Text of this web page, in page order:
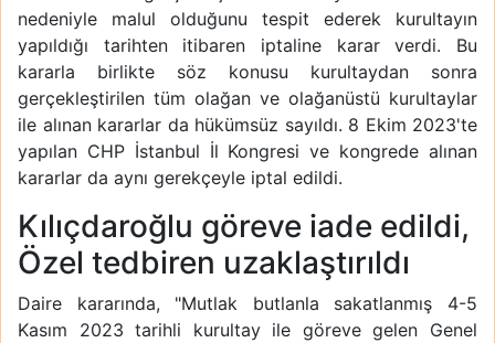
nedeniyle malul olduğunu tespit ederek kurultayın
yapıldığı tarihten itibaren iptaline karar verdi. Bu
kararla birlikte söz konusu kurultaydan sonra
gerçekleştirilen tüm olağan ve olağanüstü kurultaylar
ile alınan kararlar da hükümsüz sayıldı. 8 Ekim 2023'te
yapılan CHP İstanbul İl Kongresi ve kongrede alınan
kararlar da aynı gerekçeyle iptal edildi.
Kılıçdaroğlu göreve iade edildi,
Özel tedbiren uzaklaştırıldı
Daire kararında, "Mutlak butlanla sakatlanmış 4-5
Kasım 2023 tarihli kurultay ile göreve gelen Genel